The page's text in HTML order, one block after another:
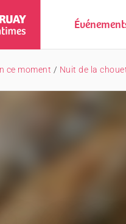
ce moment / Nuit de la